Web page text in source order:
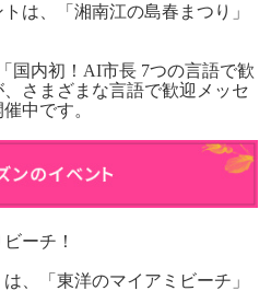
は、「湘南江の島春まつり」
国内初！ AI市長 7つの言語で歓
さまざまな言語で歓迎メッセ
中です。
ーチ！
、「東洋のマイアミビーチ」